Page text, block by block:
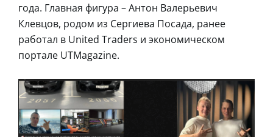
года. Главная фигура – Антон Валерьевич
Клевцов, родом из Сергиева Посада, ранее
работал в United Traders и экономическом
портале UTMagazine.